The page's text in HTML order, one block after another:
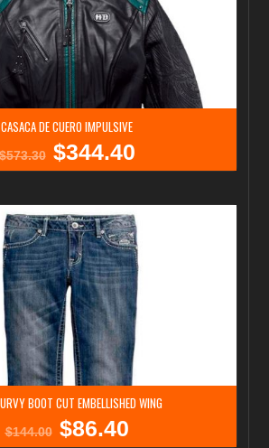
CASACA DE CUERO IMPULSIVE
573.30
El
$573.30.
$344.40El
$344.40.
BOOT CUT EMBELLISHED WING
$144.00
El
$86.40El